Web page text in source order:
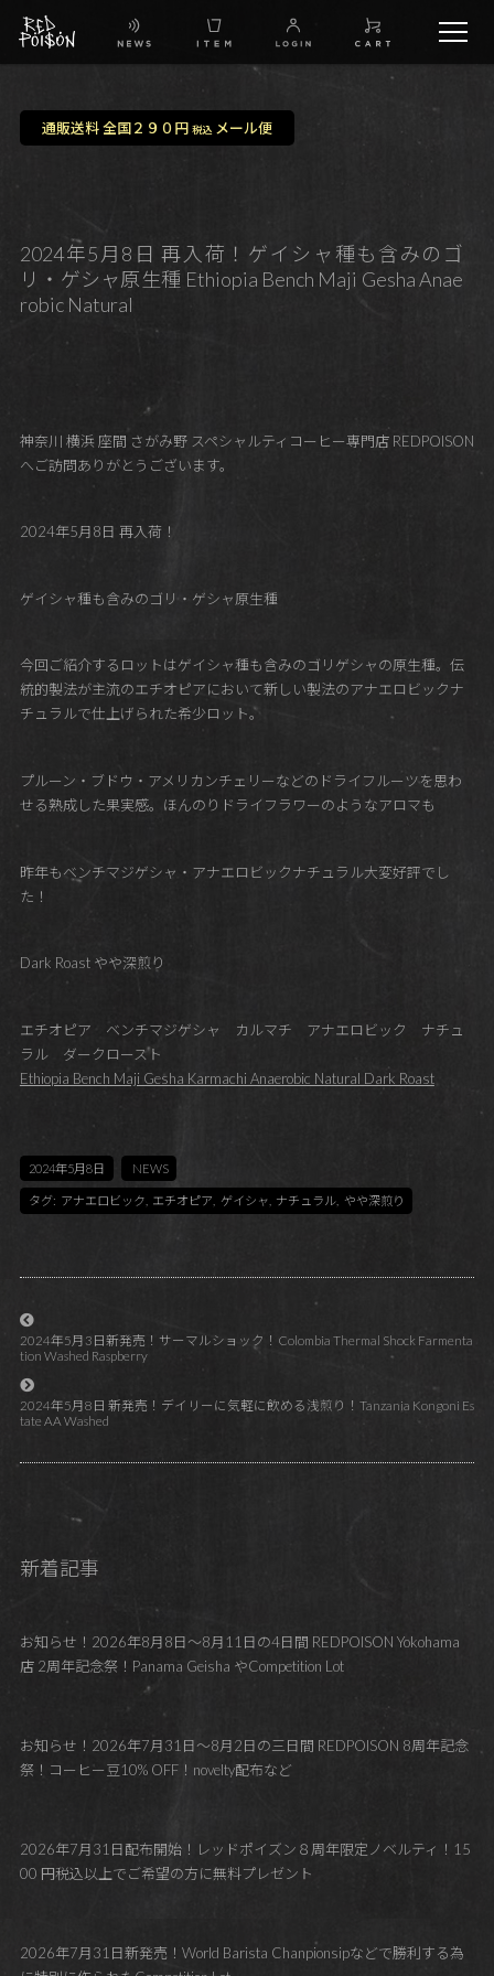
FB
通販送料 全国２９０円 税込メール便
2024年5月8日 再入荷！ゲイシャ種も含みのゴ
リ・ゲシャ原生種 Ethiopia Bench Maji Gesha Anae
robic Natural
神奈川 横浜 座間 さがみ野 スペシャルティコーヒー専門店 REDPOISON
へご訪問ありがとうございます。
2024年5月8日 再入荷！
ゲイシャ種も含みのゴリ・ゲシャ原生種
今回ご紹介するロットはゲイシャ種も含みのゴリゲシャの原生種。伝
統的製法が主流のエチオピアにおいて新しい製法のアナエロビックナ
チュラルで仕上げられた希少ロット。
プルーン・ブドウ・アメリカンチェリーなどのドライフルーツを思わ
せる熟成した果実感。ほんのりドライフラワーのようなアロマも
昨年もベンチマジゲシャ・アナエロビックナチュラル大変好評でし
た！
Dark Roast やや深煎り
エチオピア ベンチマジゲシャ カルマチ アナエロビック ナチュ
ラル ダークロースト
Ethiopia Bench Maji Gesha Karmachi Anaerobic Natural Dark Roast
2024年5月8日 NEWS
タグ: アナエロビック エチオピア ゲイシャ ナチュラル やや深煎り
2024年5月3日新発売！サーマルショック！Colombia Thermal Shock Farmenta
tion Washed Raspberry
2024年5月8日 新発売！デイリーに気軽に飲める浅煎り！Tanzania Kongoni Es
tate AA Washed
新着記事
お知らせ！2026年8月8日～8月11日の4日間 REDPOISON Yokohama
店 2周年記念祭！Panama Geisha やCompetition Lot
お知らせ！2026年7月31日～8月2日の三日間 REDPOISON 8周年記念
祭！コーヒー豆10% OFF！novelty配布など
2026年7月31日配布開始！レッドポイズン８周年限定ノベルティ！15
00 円税込以上でご希望の方に無料プレゼント
2026年7月31日新発売！World Barista Chanpionsipなどで勝利する為